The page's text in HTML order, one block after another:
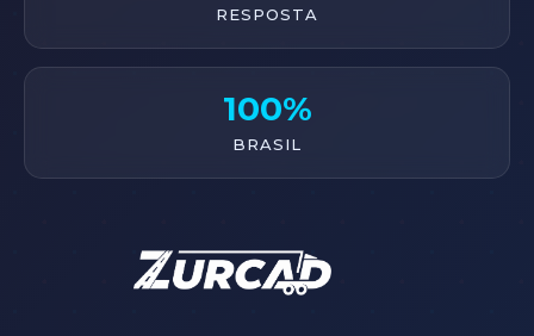
RESPOSTA
100%
BRASIL